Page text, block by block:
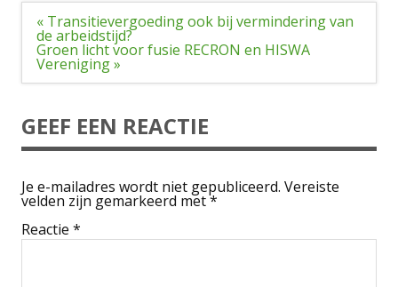
Bericht
navigatie
« Transitievergoeding ook bij vermindering van
de arbeidstijd?
Groen licht voor fusie RECRON en HISWA
Vereniging »
GEEF EEN REACTIE
Je e-mailadres wordt niet gepubliceerd. Vereiste
velden zijn gemarkeerd met*
Reactie *